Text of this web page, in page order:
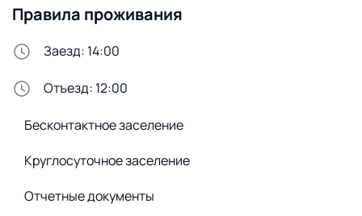
Диван
Безопасность
Стирка и белье
Утюг
Стиральный порошок
Правила проживания
Заезд: 14:00
Отъезд: 12:00
Бесконтактное заселение
Круглосуточное заселение
Отчетные документы